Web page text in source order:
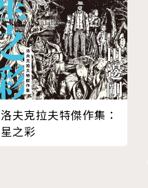
洛夫克拉夫特傑作集：
星之彩